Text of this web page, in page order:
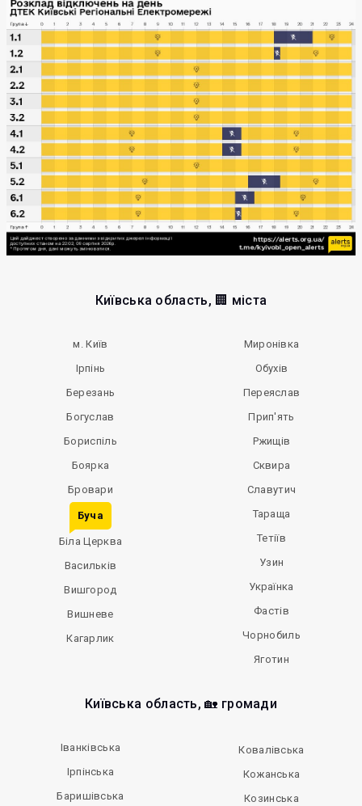
Київська область, 🏢 міста
м. Київ
Ірпінь
Березань
Богуслав
Бориспіль
Боярка
Бровари
Буча
Біла Церква
Васильків
Вишгород
Вишневе
Кагарлик
Миронівка
Обухів
Переяслав
Прип'ять
Ржищів
Сквира
Славутич
Тараща
Тетіїв
Узин
Українка
Фастів
Чорнобиль
Яготин
Київська область, 🏡 громади
Іванківська
Ірпінська
Баришівська
Ковалівська
Кожанська
Козинська